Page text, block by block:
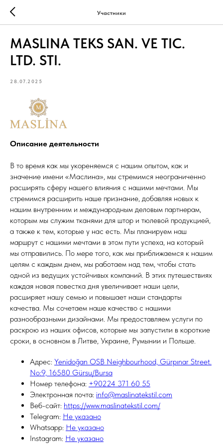
Участники
MASLINA TEKS SAN. VE TIC.
LTD. STI.
28.07.2025
Описание деятельности
В то время как мы укореняемся с нашим опытом, как и
значение имени «Маслина», мы стремимся неограниченно
расширять сферу нашего влияния с нашими мечтами. Мы
стремимся расширить наше признание, добавляя новых к
нашим внутренним и международным деловым партнерам,
которым мы служим тканями для штор и тюлевой продукцией,
а также к тем, которые у нас есть. Мы планируем наш
маршрут с нашими мечтами в этом пути успеха, на который
мы отправились. По мере того, как мы приближаемся к нашим
целям с каждым днем, мы работаем над тем, чтобы стать
одной из ведущих устойчивых компаний. В этих путешествиях
каждая новая повестка дня увеличивает наши цели,
расширяет нашу семью и повышает наши стандарты
качества. Мы сочетаем наше качество с нашими
разнообразными дизайнами. Мы предоставляем услуги по
раскрою из наших офисов, которые мы запустили в короткие
сроки, в основном в Литве, Украине, Румынии и Польше.
Адрес: Yenidoğan OSB Neighbourhood, Gürpınar Street.
No:9, 16580 Gürsu/Bursa
Номер телефона: +90224 371 60 55
Электронная почта: info@maslinatekstil.com
Веб-сайт: https://www.maslinatekstil.com/
Telegram: Не указано
Whatsapp: Не указано
Instagram: Не указано